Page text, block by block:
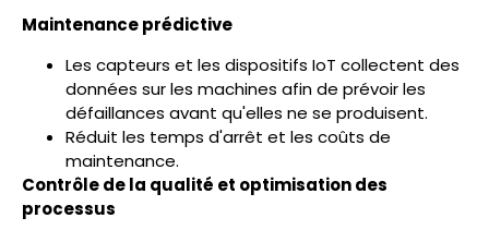
Maintenance prédictive
Les capteurs et les dispositifs IoT collectent des
données sur les machines afin de prévoir les
défaillances avant qu'elles ne se produisent.
Réduit les temps d'arrêt et les coûts de
maintenance.
Contrôle de la qualité et optimisation des
processus